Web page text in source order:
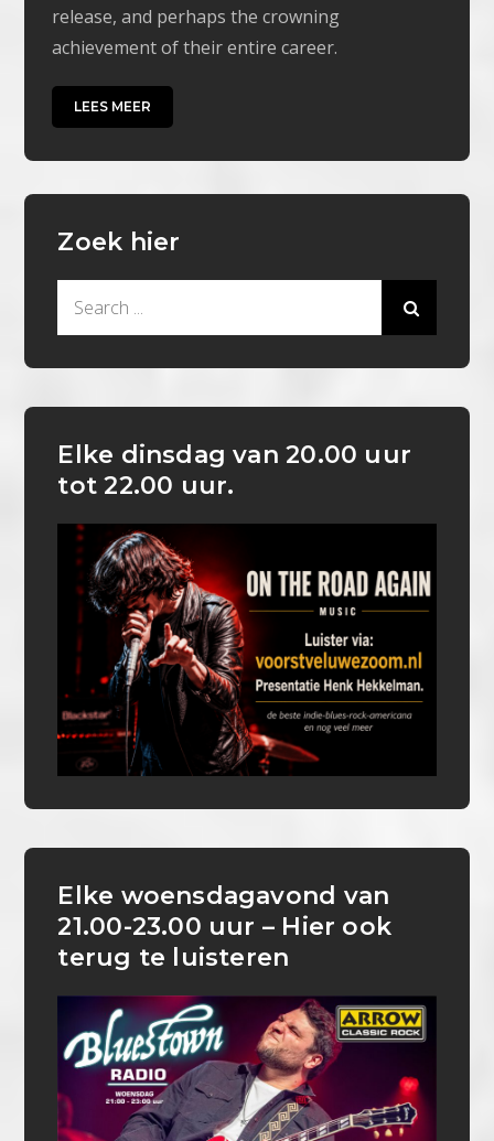
release, and perhaps the crowning
achievement of their entire career.
LEES MEER
Zoek hier
Elke dinsdag van 20.00 uur
tot 22.00 uur.
Elke woensdagavond van
21.00-23.00 uur – Hier ook
terug te luisteren